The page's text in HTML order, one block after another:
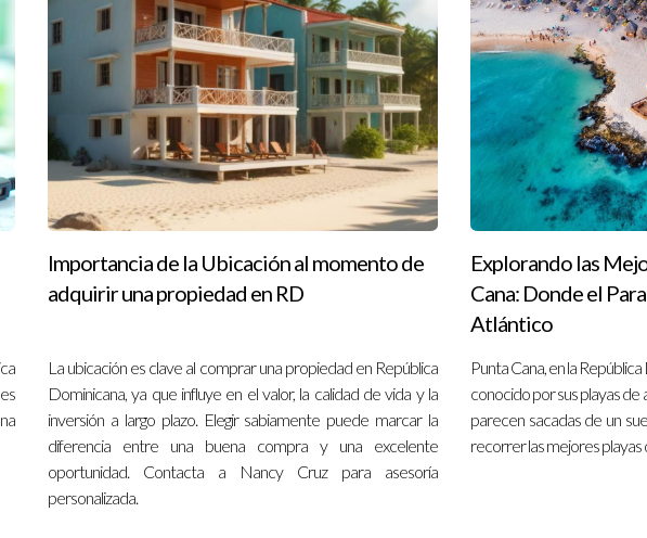
Un profesional con conocimiento del área puede ofrecerte una
Cana y los proyectos que te interesan. Esto te dará una mejor idea de la
Asegúrate de entender todos los términos y condiciones antes de
por lo que es importante estar preparado para esperar.
inmobiliario en Punta Cana es fundamental. La tendencia de
valiosa y consejos de quienes ya han pasado por el proceso.
se completará?
desarrollador. Los contratos suelen incluir cláusulas que protegen al
en preconstrucción?
Importancia de la Ubicación al momento de
adquirir una propiedad en RD
La ubicación es clave al comprar una propiedad en República
Dominicana, ya que influye en el valor, la calidad de vida y la
inversión a largo plazo. Elegir sabiamente puede marcar la
diferencia entre una buena compra y una excelente
oportunidad. Contacta a Nancy Cruz para asesoría
personalizada.
Explorando las
Cana: Donde el
Atlántico
Punta Cana, en la
conocido por sus playas de
parecen sacadas de un
recorrer las mejores playas